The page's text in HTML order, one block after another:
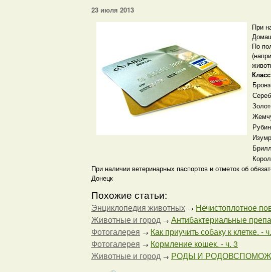
23 июля 2013
При
По
При наличии ветеринарных паспортов и отметок об
Донецк
Похожие статьи:
Энциклопедия животных → Нечистоплотное
Животные и город → Антибактериальные
Фотогалерея → Как приучить собаку к клетке. -
Фотогалерея → Кормление кошек. - ч. 3
Животные и город → РОДЫ И